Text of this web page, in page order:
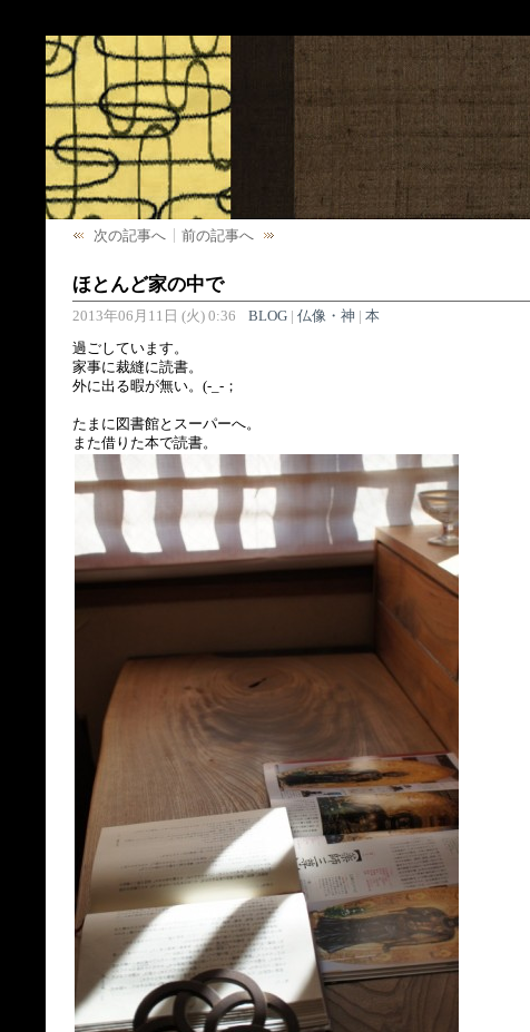
次の記事へ 前の記事へ
ほとんど家の中で
2013年06月11日 (火) 0:36 BLOG| 仏像・神 | 本
過ごしています。
家事に裁縫に読書。
外に出る暇が無い。(-_-；
たまに図書館とスーパーへ。
また借りた本で読書。